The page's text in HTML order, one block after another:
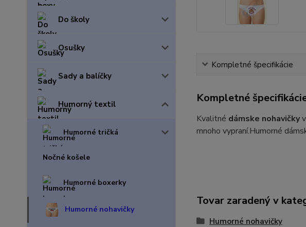
Do školy
Osušky
Sady a balíčky
Humorný textil
Humorné tričká
Nočné košele
Humorné boxerky
Humorné nohavičky
Kompletné špecifikácie
Kompletné
Kvalitné dámske nohavičky
mnoho vypraní.Humorné
Tovar zaradený v
Humorné nohavičky